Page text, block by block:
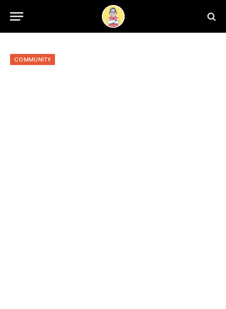
COMMUNITY